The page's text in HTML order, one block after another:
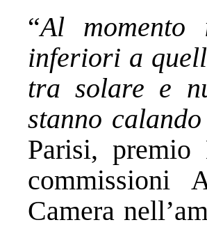
“Al momento
inferiori a
tra solare e
stanno
Parisi,
commissioni
Camera